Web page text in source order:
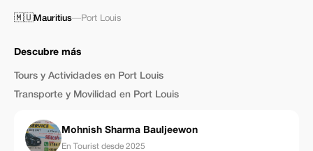
🇲🇺Mauritius—Port Louis
Descubre más
Tours y Actividades en Port Louis
Transporte y Movilidad en Port Louis
Mohnish Sharma Bauljeewon
En Tourist desde 2025